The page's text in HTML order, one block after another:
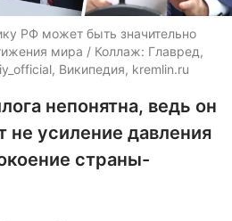
РФ может быть значительно
мира / Коллаж: Главред,
Википедия, kremlin.ru
непонятна, ведь он
не усиление давления
страны-